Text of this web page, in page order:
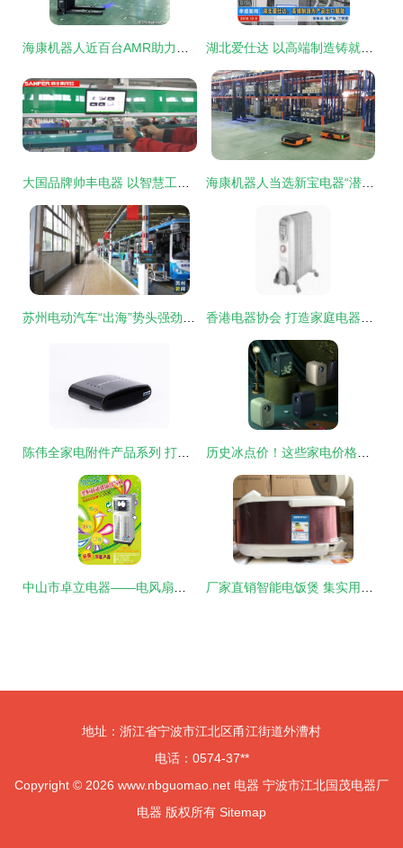
地址：浙江省宁波市江北区甬江街道外漕村
电话：0574-37**
Copyright © 2026 www.nbguomao.net 电器 宁波市江北国茂电器厂
电器 版权所有 Sitemap